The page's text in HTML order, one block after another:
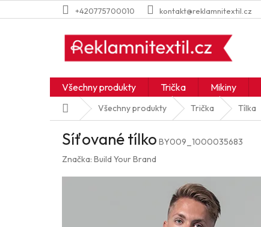
na
+420775700010 kontakt@reklamnitextil.cz
Všechny produkty Trička Mikiny
Domů Všechny produkty Trička Tílka
Síťované tílko BY009_1000035683
Značka: Build Your Brand